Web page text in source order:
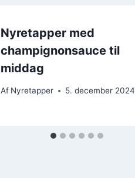
Nyretapper med
champignonsauce til
middag
Af Nyretapper 5. december 2024